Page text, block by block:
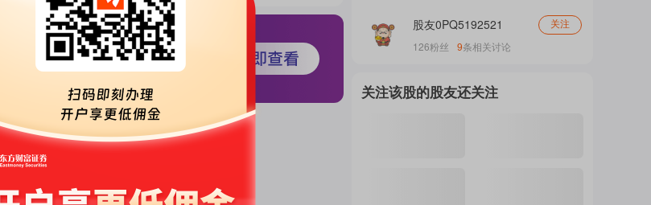
股友0PQ5192521 关注
126粉丝 9条相关讨论
关注该股的股友还关注